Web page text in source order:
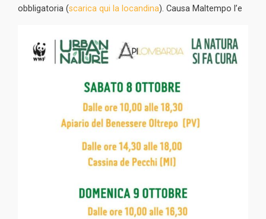
obbligatoria (scarica qui la locandina). Causa Maltempo l’e